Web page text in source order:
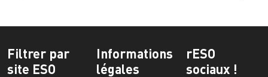
Filtrer par
site ESO
Informations
légales
rESO
sociaux !